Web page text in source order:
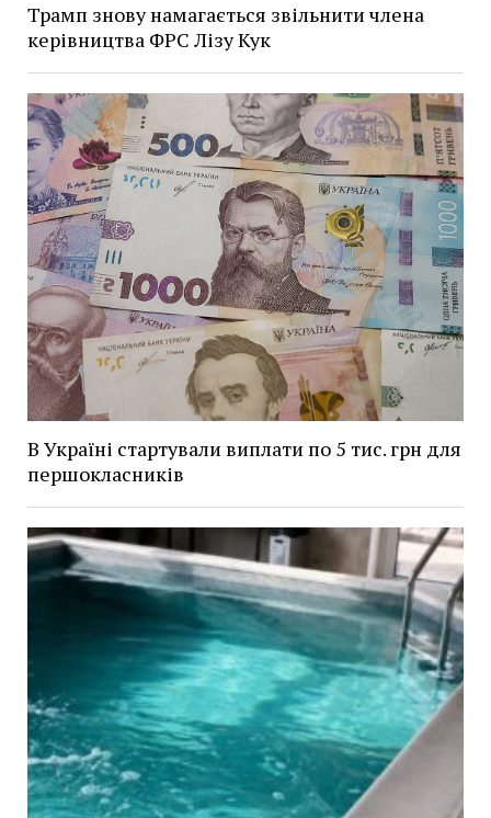
Трамп знову намагається звільнити члена
керівництва ФРС Лізу Кук
В Україні стартували виплати по 5 тис. грн для
першокласників